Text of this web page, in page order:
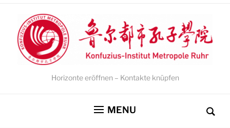
Horizonte eröffnen – Kontakte knüpfen
MENU